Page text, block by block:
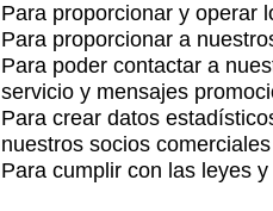
Para proporcionar y operar
Para proporcionar a
Para poder contactar a
servicio y mensajes
Para crear datos
nuestros socios
Para cumplir con las leyes